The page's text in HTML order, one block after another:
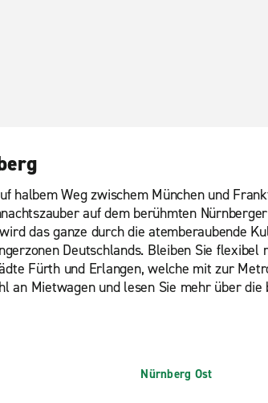
halbem Weg zwischem München und
auf dem berühmten
das ganze durch die atemberaubende
Deutschlands. Bleiben Sie
Fürth und Erlangen, welche mit zur
Mietwagen und lesen Sie mehr über
Nürnberg Ost